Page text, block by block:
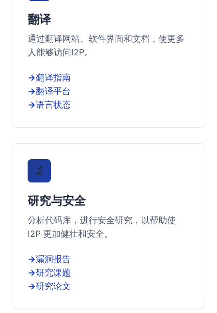
翻译
通过翻译网站、软件界面和文档，使更多
人能够访问I2P。
翻译指南
翻译平台
语言状态
🔬
研究与安全
分析代码库，进行安全研究，以帮助使
I2P 更加健壮和安全。
漏洞报告
研究课题
研究论文